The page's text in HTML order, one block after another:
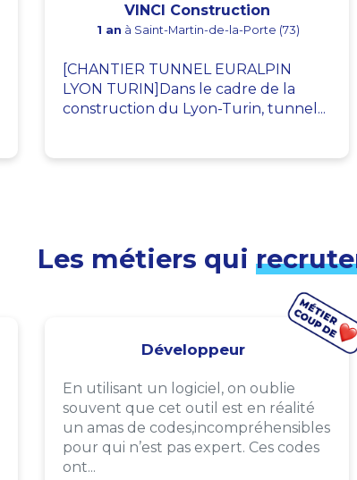
VINCI Construction
1 an à Saint-Martin-de-la-Porte (73)
[CHANTIER TUNNEL EURALPIN
LYON TURIN]Dans le cadre de la
construction du Lyon-Turin, tunnel...
Les métiers qui
Développeur
En utilisant un logiciel, on oublie
souvent que cet outil est en réalité
un amas de codes,incompréhensibles
pour qui n’est pas expert. Ces codes
ont...